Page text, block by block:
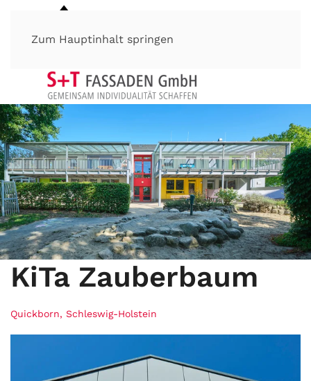
Zum Hauptinhalt springen
KiTa Zauberbaum
Quickborn, Schleswig-Holstein